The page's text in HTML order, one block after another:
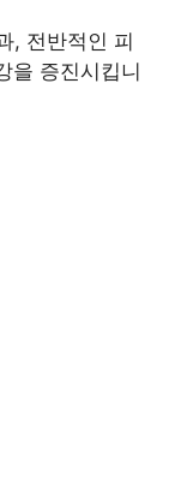
, 전반적인 피
을 증진시킵니